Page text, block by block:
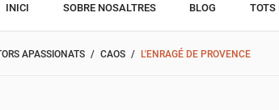
INICI SOBRE NOSALTRES BLOG TOTS
APASSIONATS CAOS L'ENRAGÉ DE PROVENCE